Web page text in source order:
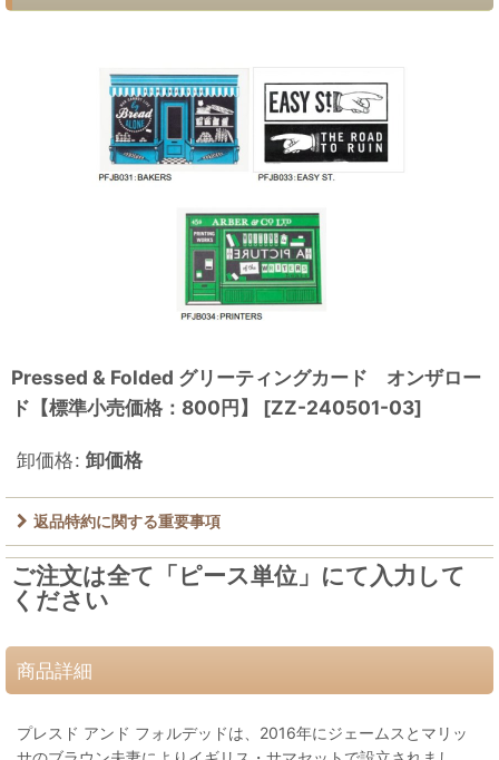
Pressed & Folded グリーティングカード オンザロー
ド【標準小売価格：800円】
[ZZ-240501-03]
卸価格: 卸価格
返品特約に関する重要事項
ご注文は全て「ピース単位」にて入力して
ください
商品詳細
プレスド アンド フォルデッドは、2016年にジェームスとマリッ